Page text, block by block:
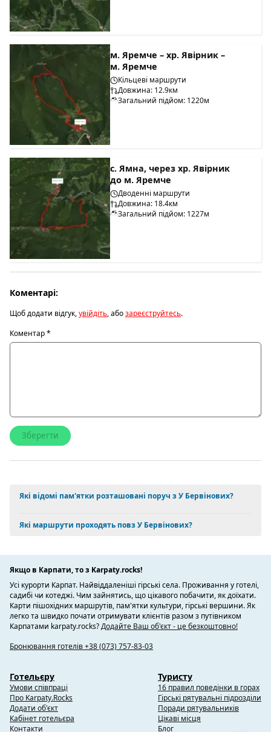
м. Яремче – хр. Явірник –
м. Яремче
Кільцеві маршрути
Довжина: 12.9км
Загальний підйом: 1220м
с. Ямна, через хр. Явірник
до м. Яремче
Дводенні маршрути
Довжина: 18.4км
Загальний підйом: 1227м
Коментарі:
Щоб додати відгук,увійдіть, абозареєструйтесь.
Коментар*
Які відомі пам'ятки розташовані поруч з У Бервінових?
Які маршрути проходять повз У Бервінових?
Якщо в Карпати, то з Karpaty.rocks!
Усі курорти Карпат. Найвіддаленіші гірські села. Проживання у готелі,
садибі чи котеджі. Чим зайнятись, що цікавого побачити, як доїхати.
Карти пішохідних маршрутів, пам'ятки культури, гірські вершини. Як
легко та швидко почати отримувати клієнтів разом з путівником
Карпатами karpaty.rocks?Додайте Ваш об'єкт - це безкоштовно!
Бронювання готелів +38 (073) 757-83-03
Готельєру
Умови співпраці
Про Karpaty.Rocks
Додати об'єкт
Кабінет готельєра
Контакти
Туристу
16 правил поведінки в горах
Гірські рятувальні підрозділи
Поради рятувальників
Цікаві місця
Блог